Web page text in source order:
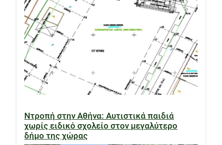
Ντροπή στην Αθήνα: Αυτιστικά παιδιά
χωρίς ειδικό σχολείο στον μεγαλύτερο
δήμο της χώρας